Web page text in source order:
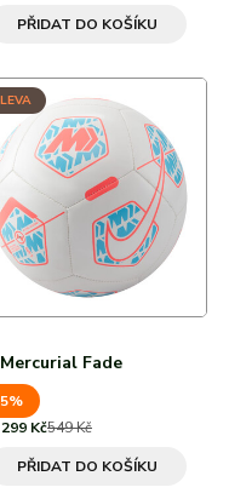
PŘIDAT DO KOŠÍKU
Fade
Kč549 Kč
PŘIDAT DO KOŠÍKU